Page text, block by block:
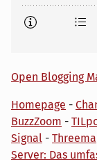
Open Blogging
Homepage -
BuzzZoom -
Signal - Threema
Server: Das